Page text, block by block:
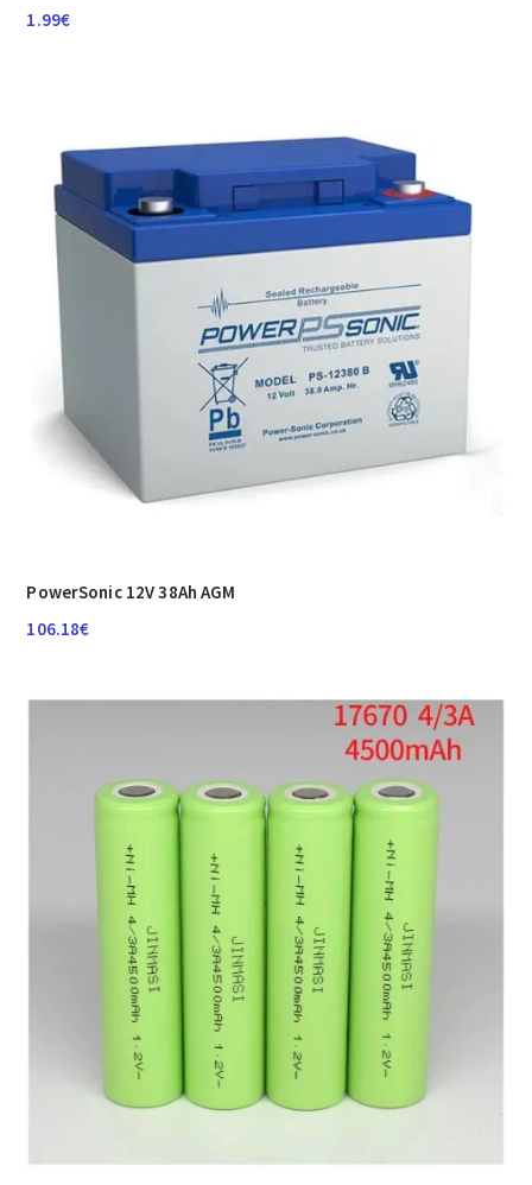
1.99€
PowerSonic 12V 38Ah AGM
106.18€